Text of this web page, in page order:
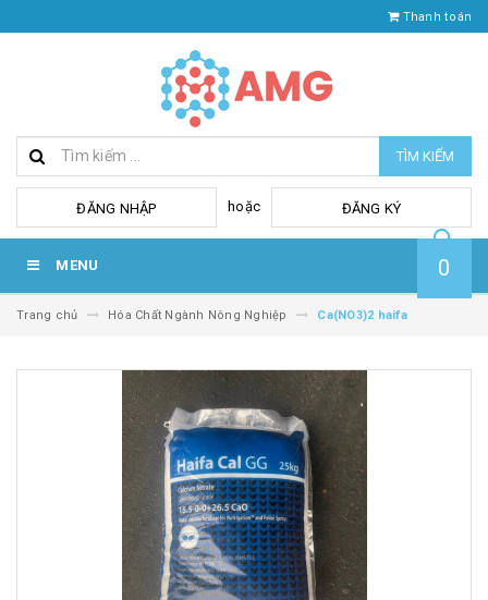
Thanh toán
TÌM KIẾM
ĐĂNG NHẬP hoặc ĐĂNG KÝ
MENU 0
Trang chủ Hóa Chất Ngành Nông Nghiệp Ca(NO3)2 haifa